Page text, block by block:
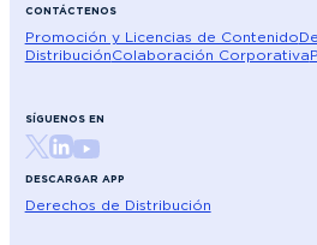
CONTÁCTENOS
Promoción y Licencias de Contenido
DistribuciónColaboración Corporativa
SÍGUENOS EN
DESCARGAR APP
Derechos de Distribución